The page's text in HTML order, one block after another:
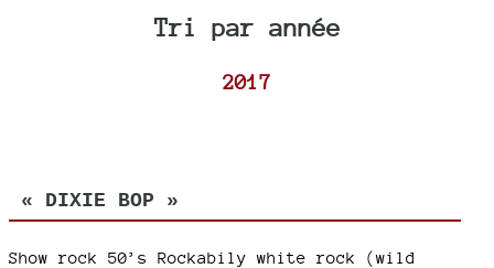
Tri par année
2017
« DIXIE BOP »
Show rock 50’s Rockabily white rock (wild